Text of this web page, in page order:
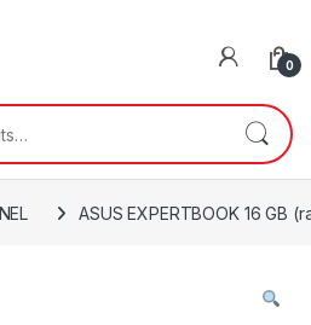
0
ASUS EXPERTBOOK 16 GB